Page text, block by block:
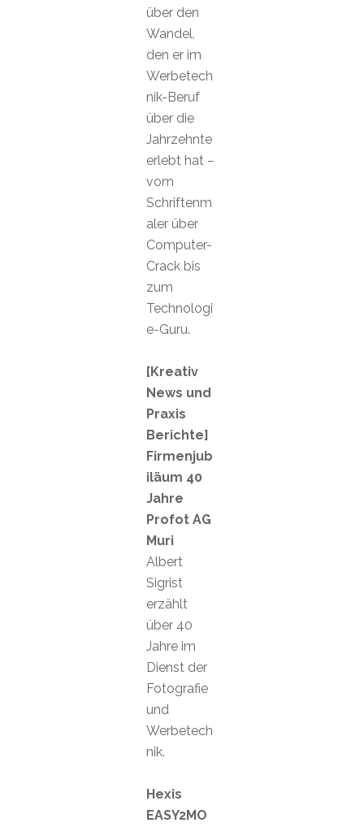
über den
Wandel,
den er im
Werbetech
nik-Beruf
über die
Jahrzehnte
erlebt hat –
vom
Schriftenm
aler über
Computer-
Crack bis
zum
Technologi
e-Guru.
[Kreativ
News und
Praxis
Berichte]
Firmenjub
iläum 40
Jahre
Profot AG
Muri
Albert
Sigrist
erzählt
über 40
Jahre im
Dienst der
Fotografie
und
Werbetech
nik.
Hexis
EASY2MO